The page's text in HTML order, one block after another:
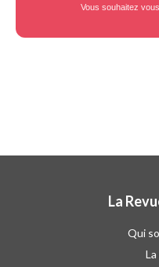
Vous souhaitez
La
Qui